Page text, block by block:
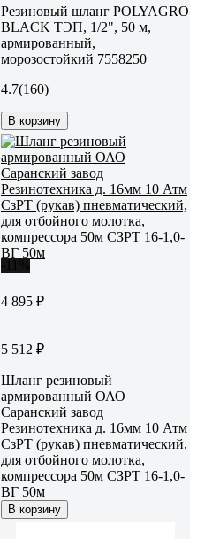
Резиновый шланг POLYAGRO
BLACK ТЭП, 1/2", 50 м,
армированный,
морозостойкий 7558250
4.7(160)
В корзину
4 895 ₽
5 512 ₽
Шланг резиновый
армированный ОАО
Саранский завод
Резинотехника д. 16мм 10 Атм
СзРТ (рукав) пневматический,
для отбойного молотка,
компрессора 50м СЗРТ 16-1,0-
ВГ 50м
В корзину